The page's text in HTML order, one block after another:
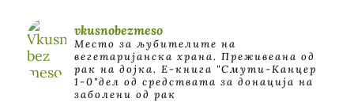
vkusnobezmeso
Место за љубителите на
вегетаријанска храна. Преживеана од
рак на дојка. E-книга "Смути-Канцер
1-0"дел од средствата за донација на
заболени од рак